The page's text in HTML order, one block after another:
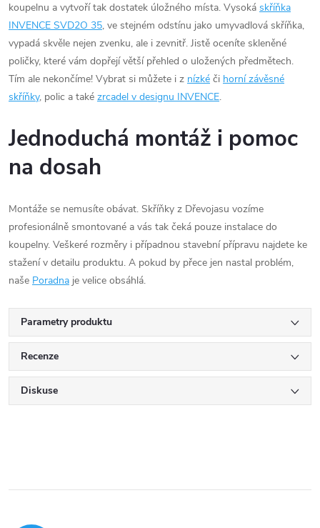
koupelnu a vytvoří tak dostatek úložného místa. Vysoká skříňka
INVENCE SVD2O 35, ve stejném odstínu jako umyvadlová skříňka,
vypadá skvěle nejen zvenku, ale i zevnitř. Jistě oceníte skleněné
poličky, které vám dopřejí větší přehled o uložených předmětech.
Tím ale nekončíme! Vybrat si můžete i z nízké či horní závěsné
skříňky, polic a také zrcadel v designu INVENCE.
Jednoduchá montáž i pomoc
na dosah
Montáže se nemusíte obávat. Skříňky z Dřevojasu vozíme
profesionálně smontované a vás tak čeká pouze instalace do
koupelny. Veškeré rozměry i případnou stavební přípravu najdete ke
stažení v detailu produktu. A pokud by přece jen nastal problém,
naše Poradna je velice obsáhlá.
Parametry produktu
Recenze
Diskuse